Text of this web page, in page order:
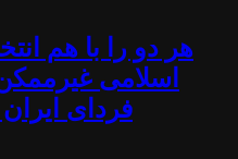
اسلامی
فردای